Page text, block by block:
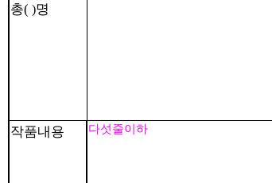
총( )명
작품내용 다섯줄이하